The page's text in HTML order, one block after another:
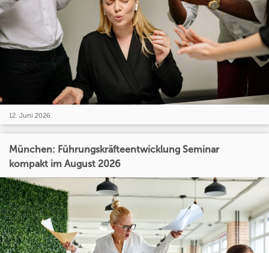
12. Juni 2026
München: Führungskräfteentwicklung Seminar
kompakt im August 2026